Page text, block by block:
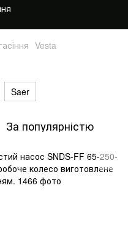
Vesta
Saer
За популярністю